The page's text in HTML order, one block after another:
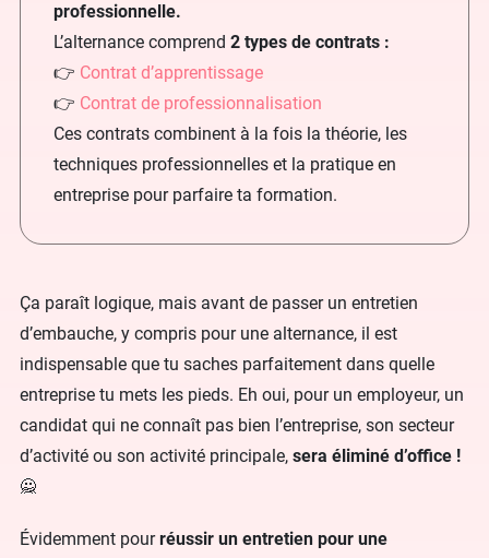
professionnelle.
L’alternance comprend 2 types de contrats :
👉 Contrat d’apprentissage
👉 Contrat de professionnalisation
Ces contrats combinent à la fois la théorie, les
techniques professionnelles et la pratique en
entreprise pour parfaire ta formation.
Ça paraît logique, mais avant de passer un entretien
d’embauche, y compris pour une alternance, il est
indispensable que tu saches parfaitement dans quelle
entreprise tu mets les pieds. Eh oui, pour un employeur, un
candidat qui ne connaît pas bien l’entreprise, son secteur
d’activité ou son activité principale, sera éliminé d’office !
🙅
Évidemment pourréussir un entretien pour une